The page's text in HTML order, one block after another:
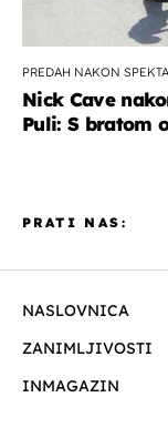
PREDAH NAKON
Nick Cave
Puli: S bratom
NASLOVNICA
ZANIMLJIVOSTI
INMAGAZIN
PRATI NAS: